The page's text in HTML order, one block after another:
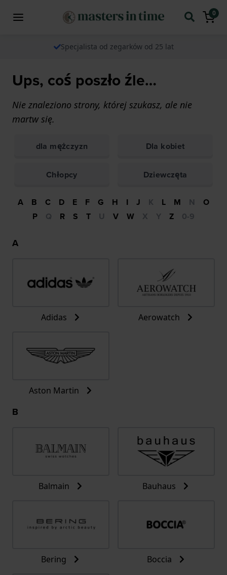
0
Specjalista od zegarków od 25 lat
Ups, coś poszło źle…
Nie znaleziono strony, której szukasz, ale nie
martw się.
dla mężczyzn Dla kobiet
Chłopcy Dziewczęta
A B C D E F G H I J K L M N
O
P
Q R S T U V W X Y Z 0-9
A
Adidas Aerowatch
Aston Martin
B
Balmain Bauhaus
Bering Boccia